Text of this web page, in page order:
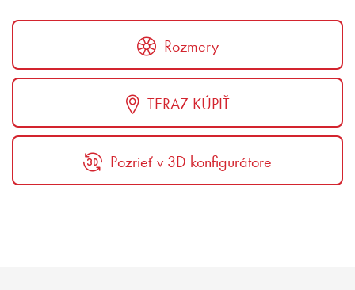
Rozmery
TERAZ KÚPIŤ
Pozrieť v 3D konfigurátore